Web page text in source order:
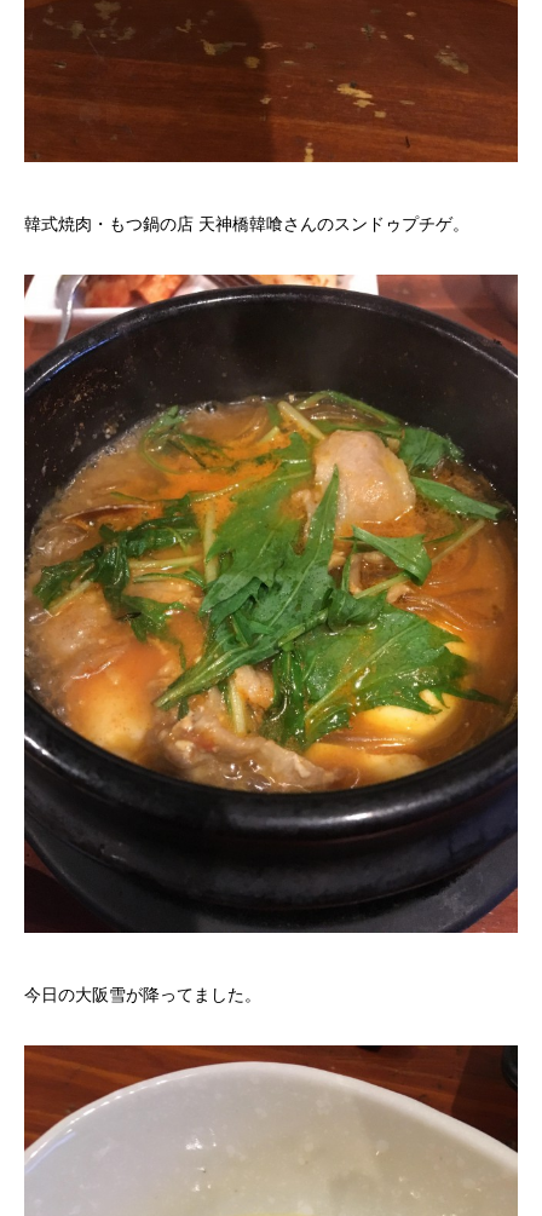
韓式焼肉・もつ鍋の店 天神橋韓喰さんのスンドゥプチゲ。
今日の大阪雪が降ってました。